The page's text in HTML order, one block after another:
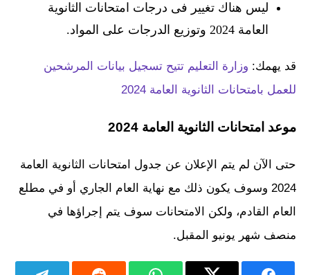
ليس هناك تغيير فى درجات امتحانات الثانوية
العامة 2024 وتوزيع الدرجات على المواد.
قد يهمك: وزارة التعليم تتيح تسجيل بيانات المرشحين
للعمل بامتحانات الثانوية العامة 2024
موعد امتحانات الثانوية العامة 2024
حتى الآن لم يتم الإعلان عن جدول امتحانات الثانوية العامة
2024 وسوف يكون ذلك مع نهاية العام الجاري أو في مطلع
العام القادم، ولكن الامتحانات سوف يتم إجراؤها في
منصف شهر يونيو المقبل.